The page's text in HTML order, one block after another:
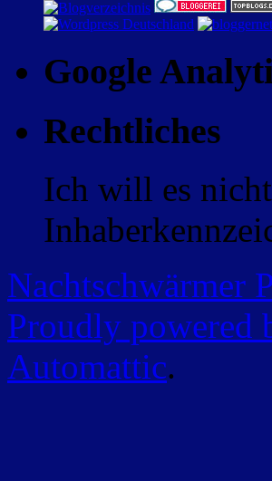
Google
Rechtliches
Ich will es
Nachtschwärmer
Proudly powered
Automattic.